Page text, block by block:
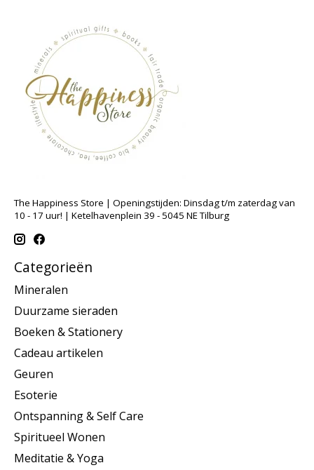
The Happiness Store | Openingstijden: Dinsdag t/m zaterdag van
10 - 17 uur! | Ketelhavenplein 39 - 5045 NE Tilburg
Categorieën
Mineralen
Duurzame sieraden
Boeken & Stationery
Cadeau artikelen
Geuren
Esoterie
Ontspanning & Self Care
Spiritueel Wonen
Meditatie & Yoga